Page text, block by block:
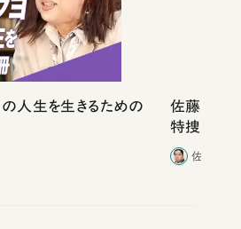
の人生を生きるための
佐藤優vs
特捜取調
合ったこと
佐藤優